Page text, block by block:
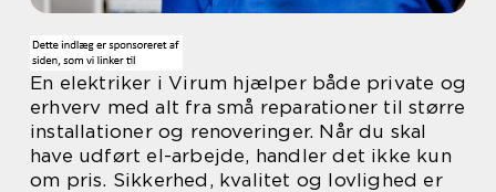
En elektriker i Virum hjælper både private og
erhverv med alt fra små reparationer til større
installationer og renoveringer. Når du skal
have udført el-arbejde, handler det ikke kun
om pris. Sikkerhed, kvalitet og lovlighed er